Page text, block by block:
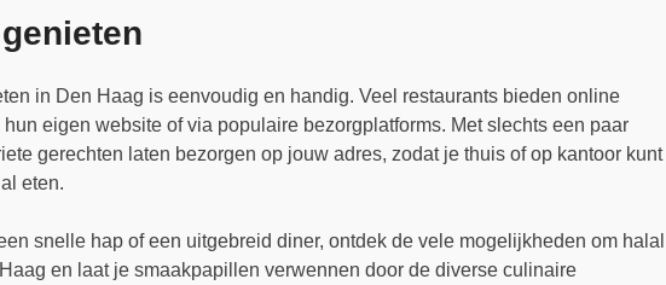
in Den Haag is eenvoudig en handig. Veel restaurants bieden online
eigen website of via populaire bezorgplatforms. Met slechts een paar
gerechten laten bezorgen op jouw adres, zodat je thuis of op kantoor kunt
eten.
snelle hap of een uitgebreid diner, ontdek de vele mogelijkheden om halal
en laat je smaakpapillen verwennen door de diverse culinaire